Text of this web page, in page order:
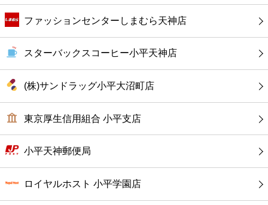
ファミレス
ファーストフード
カフェ
ショッピング
銀行
公共
ファッションセンターしまむら天神店
スターバックスコーヒー小平天神店
(株)サンドラッグ小平大沼町店
東京厚生信用組合 小平支店
小平天神郵便局
ロイヤルホスト 小平学園店